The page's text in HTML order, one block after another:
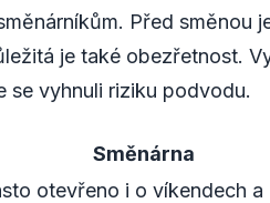
Před
je také obezřetnost.
se vyhnuli riziku podvodu.
Směnárna
otevřeno i o víkendech a